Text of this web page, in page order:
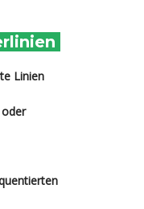
Linien